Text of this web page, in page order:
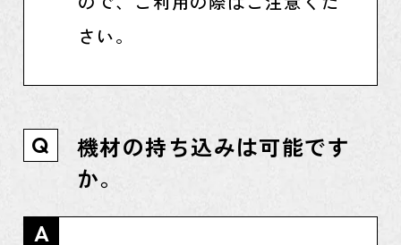
さい。
Q
機材の持ち込みは可能です
か。
A